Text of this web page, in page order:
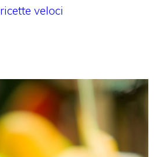
ricette veloci